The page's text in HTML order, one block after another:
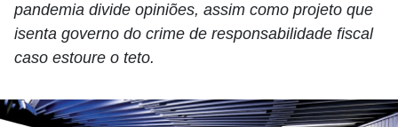
pandemia divide opiniões, assim como projeto que
isenta governo do crime de responsabilidade fiscal
caso estoure o teto.